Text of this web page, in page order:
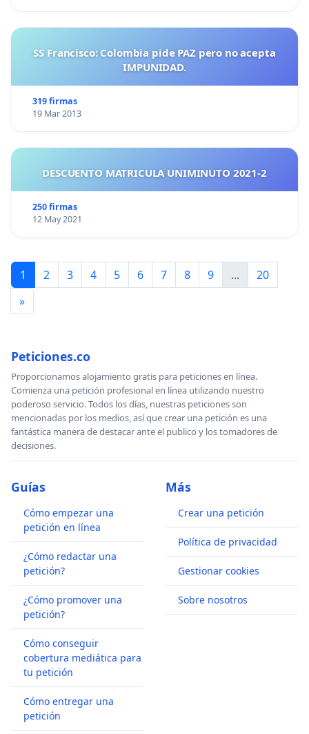
SS Francisco: Colombia pide PAZ pero no acepta
IMPUNIDAD.
319 firmas
19 Mar 2013
DESCUENTO MATRICULA UNIMINUTO 2021-2
250 firmas
12 May 2021
1 2 3 4 5 6 7 8 9 ...
20
»
Peticiones.co
Proporcionamos alojamiento gratis para peticiones en línea.
Comienza una petición profesional en línea utilizando nuestro
poderoso servicio. Todos los días, nuestras peticiones son
mencionadas por los medios, así que crear una petición es una
fantástica manera de destacar ante el publico y los tomadores de
decisiones.
Guías
Cómo empezar una
petición en línea
¿Cómo redactar una
petición?
¿Cómo promover una
petición?
Cómo conseguir
cobertura mediática para
tu petición
Cómo entregar una
petición
Más
Crear una petición
Política de privacidad
Gestionar cookies
Sobre nosotros